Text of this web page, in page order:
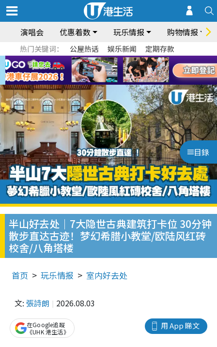
演唱会 优惠着数 玩乐情报 购物情报
热门关键词： 公屋热话 娱乐新闻 定期存款
目錄
半山好去处｜7大隐世古典建筑打卡位 30分钟
散步直达古迹！梦幻希腊小教堂/欧陆风红砖
校舍/八角塔楼
首页 玩乐情报 室内好去处
文: 張詩朗 2026.08.03
用 App 睇文
在Google追蹤
《UHK 港生活》